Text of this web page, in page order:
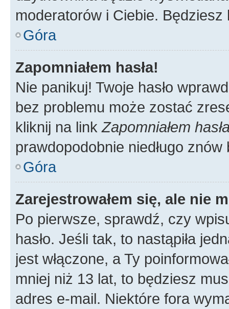
moderatorów i Ciebie.
Góra
Zapomniałem hasła!
Nie panikuj! Twoje hasło
bez problemu może zostać
kliknij na link Zapomniałem
prawdopodobnie niedługo
Góra
Zarejestrowałem się, ale nie
Po pierwsze, sprawdź, czy
hasło. Jeśli tak, to nastąpiła
jest włączone, a Ty
mniej niż 13 lat, to będziesz
adres e-mail. Niektóre fora